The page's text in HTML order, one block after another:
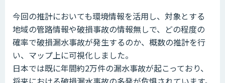
今回の推計においても環境情報を活用し、対象とする
地域の管路情報や破損事故の情報無しで、どの程度の
確率で破損漏水事故が発生するのか、概数の推計を行
い、マップ上に可視化しました。
日本では既に年間約2万件の漏水事故が起こっており、